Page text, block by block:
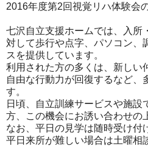
2016年度第2回視覚リハ体験会
七沢自立支援ホームでは、入所・
対して歩行や点字、パソコ ン、
スを提供しています。
利用された方の多くは、新しい
自由な行動力が回復するなど、
す。
日頃、自立訓練サービスや施設
方、
この機会にお誘い合わせの
なお、平日の見学は随時受け付
平日来所が難しい場合は土曜相